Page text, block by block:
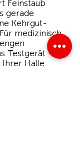
Feinstaub
gerade
Kehrgut-
medizinisch
Testgerät — 5
Halle.